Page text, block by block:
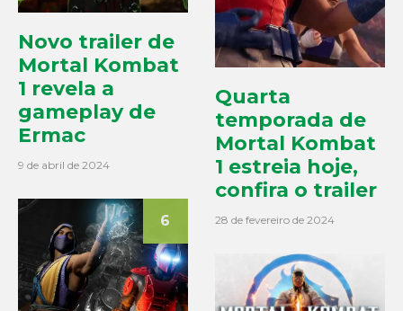
Novo trailer de
Mortal Kombat
1 revela a
gameplay de
Ermac
9 de abril de 2024
6
Quarta
temporada de
Mortal Kombat
1 estreia hoje,
confira o trailer
28 de fevereiro de 2024